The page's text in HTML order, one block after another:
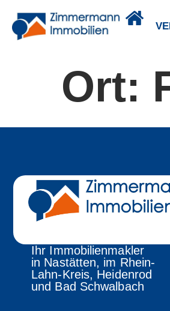
Ort:
Ihr Immobilienmakler
in Nastätten, im Rhein-
Lahn-Kreis, Heidenrod
und Bad Schwalbach